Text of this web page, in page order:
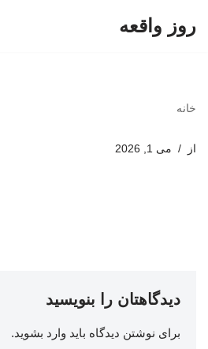
روز واقعه
خانه
از می 1, 2026
دیدگاهتان را بنویسید
برای نوشتن دیدگاه باید وارد بشوید.